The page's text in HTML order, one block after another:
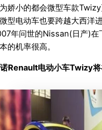
娇小的都会微型车款Twizy
型电动车也要跨越大西洋
年问世的Nissan(日产)在
的机率很高。
Renault电动小车Twizy将